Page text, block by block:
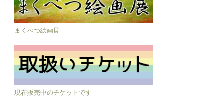
まくべつ絵画展
現在販売中のチケットです